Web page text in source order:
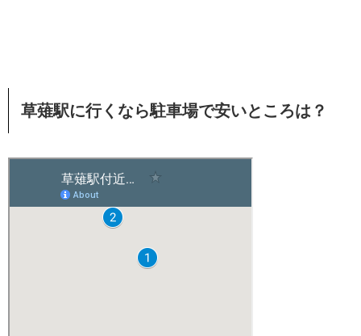
草薙駅に行くなら駐車場で安いところは？